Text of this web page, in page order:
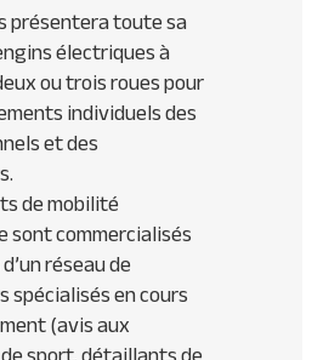
présentera toute sa
électriques à
ou trois roues pour
individuels des
et des
de mobilité
commercialisés
réseau de
spécialisés en cours
(avis aux